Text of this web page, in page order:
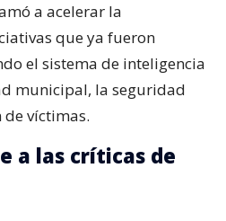
a acelerar la
que ya fueron
el sistema de inteligencia
municipal, la seguridad
víctimas.
a las críticas de